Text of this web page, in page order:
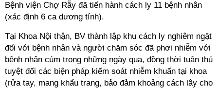
Bệnh viện Chợ Rẫy đã tiến hành cách ly 11 bệnh nhân
(xác định 6 ca dương tính).
Tại Khoa Nội thận, BV thành lập khu cách ly nghiêm ngặt
đối với bệnh nhân và người chăm sóc đã phơi nhiễm với
bệnh nhân cúm trong những ngày qua, đồng thời tuân thủ
tuyệt đối các biện pháp kiểm soát nhiễm khuẩn tại khoa
(rửa tay, mang khẩu trang, bảo đảm khoảng cách lây cho